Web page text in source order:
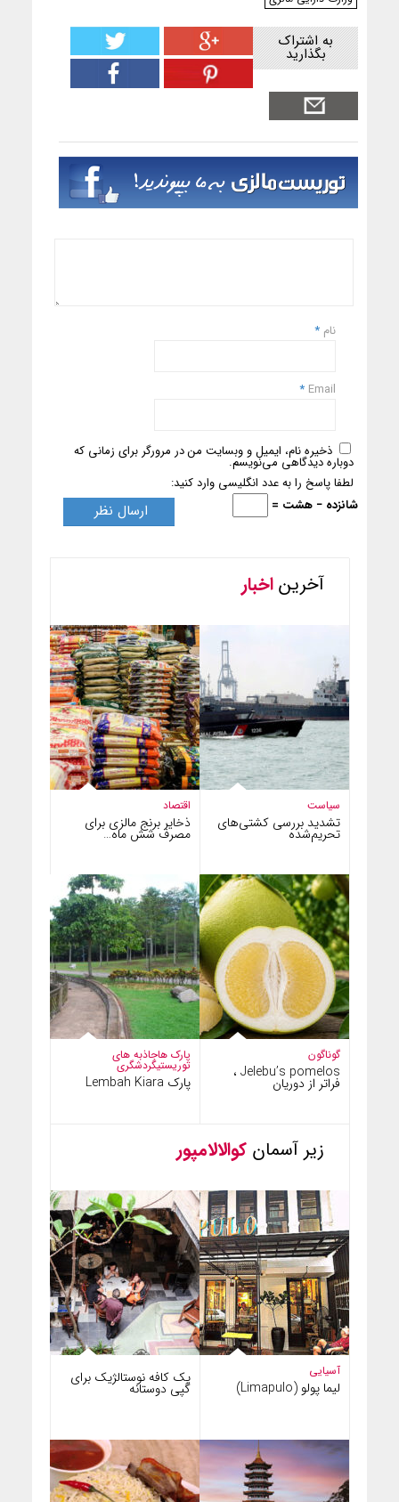
به اشتراک
بگذارید
نام *
Email
*
ذخیره نام، ایمیل و وبسایت من در مرورگر برای زمانی که
دوباره دیدگاهی می‌نویسم.
لطفا پاسخ را به عدد انگلیسی وارد کنید:
شانزده − هشت =
آخریناخبار
اقتصاد
ذخایر برنج مالزی برای
مصرف شش ماه…
سیاست
تشدید بررسی کشتی‌های
تحریم‌شده
پارک هاجاذبه های
توریستیگردشگری
پارک Lembah Kiara
گوناگون
Jelebu’s pomelos ،
فراتر از دوریان
زیر آسمان کوالالامپور
یک کافه نوستالژیک برای
گپی دوستانه
آسیایی
لیما پولو (Limapulo)